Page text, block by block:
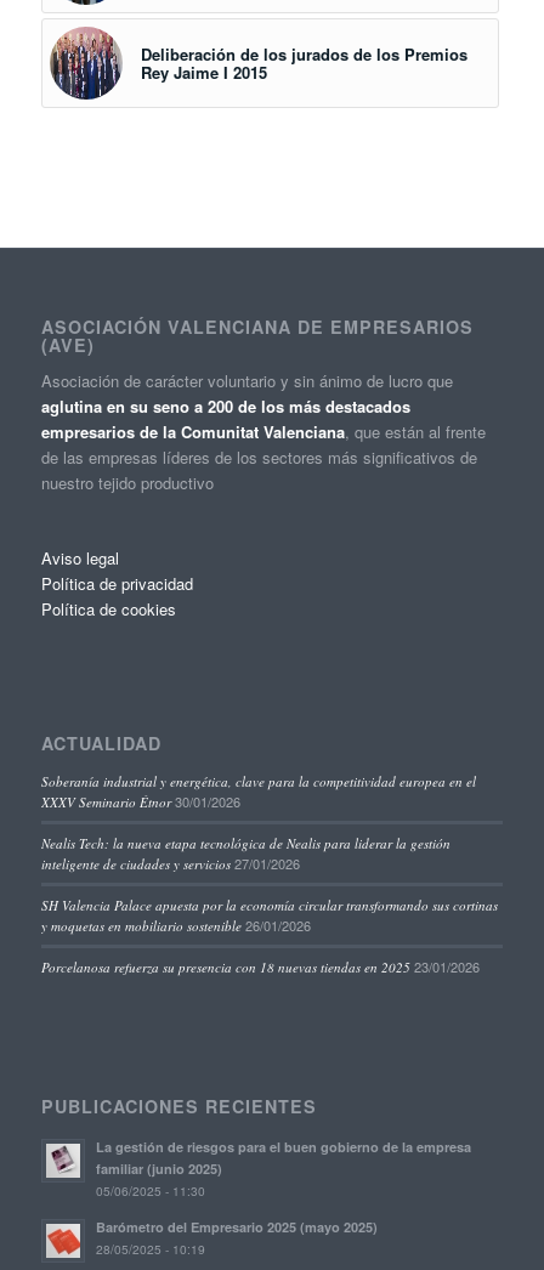
Deliberación de los jurados de los Premios
Rey Jaime I 2015
ASOCIACIÓN VALENCIANA DE EMPRESARIOS
(AVE)
Asociación de carácter voluntario y sin ánimo de lucro que
aglutina en su seno a 200 de los más destacados
empresarios de la Comunitat Valenciana, que están al frente
de las empresas líderes de los sectores más significativos de
nuestro tejido productivo
Aviso legal
Política de privacidad
Política de cookies
ACTUALIDAD
Soberanía industrial y energética, clave para la competitividad europea en el
XXXV Seminario Étnor 30/01/2026
Nealis Tech: la nueva etapa tecnológica de Nealis para liderar la gestión
inteligente de ciudades y servicios 27/01/2026
SH Valencia Palace apuesta por la economía circular transformando sus cortinas
y moquetas en mobiliario sostenible 26/01/2026
Porcelanosa refuerza su presencia con 18 nuevas tiendas en 2025 23/01/2026
PUBLICACIONES RECIENTES
La gestión de riesgos para el buen gobierno de la empresa
familiar (junio 2025)
05/06/2025 - 11:30
Barómetro del Empresario 2025 (mayo 2025)
28/05/2025 - 10:19